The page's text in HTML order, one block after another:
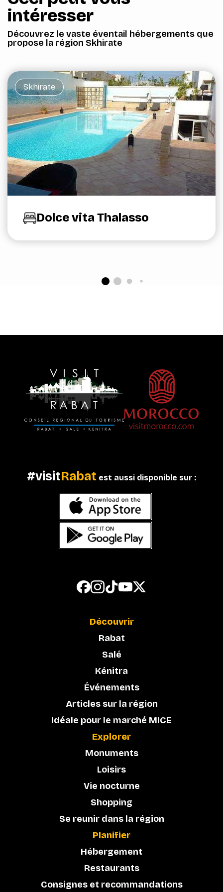
intéresser
Découvrez le vaste éventail hébergements que
propose la région Skhirate
Skhirate
Dolce vita Thalasso
#visitRabat est aussi disponible sur :
Découvrir
Rabat
Salé
Kénitra
Événements
Articles sur la région
Idéale pour le marché MICE
Explorer
Monuments
Loisirs
Vie nocturne
Shopping
Se reunir dans la région
Planifier
Hébergement
Restaurants
Consignes et recommandations